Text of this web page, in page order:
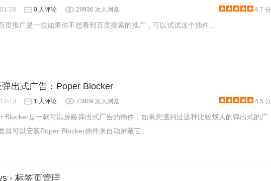
28 0 人评论 29936 次人浏览 4.7 分
度推广是一款如果你不想看到百度搜索的推广，可以试试这个插件...
弹出式广告：Poper Blocker
13 1 人评论 73909 次人浏览 4.5 分
Blocker是一款可以屏蔽弹出式广告的插件，如果您遇到过这种比较烦人的弹出式的广
就可以安装Poper Blocker插件来自动屏蔽它。
- 标签页管理